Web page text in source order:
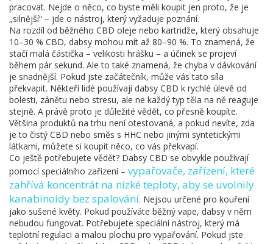
pracovat. Nejde o něco, co byste měli koupit jen proto, že je
„silnější“ – jde o nástroj, který vyžaduje poznání.
Na rozdíl od běžného CBD oleje nebo kartridže, který obsahuje
10–30 % CBD, dabsy mohou mít až 80–90 %. To znamená, že
stačí malá částička – velikosti hrášku – a účinek se projeví
během pár sekund. Ale to také znamená, že chyba v dávkování
je snadnější. Pokud jste začátečník, může vás tato síla
překvapit. Někteří lidé používají dabsy CBD k rychlé úlevě od
bolesti, zánětu nebo stresu, ale ne každý typ těla na ně reaguje
stejně. A právě proto je důležité vědět, co přesně koupíte.
Většina produktů na trhu není otestovaná, a pokud nevíte, zda
je to čistý CBD nebo směs s HHC nebo jinými syntetickými
látkami, můžete si koupit něco, co vás překvapí.
Co ještě potřebujete vědět? Dabsy CBD se obvykle používají
pomocí speciálního zařízení – vypařovače, zařízení, které
zahřívá koncentrát na nízké teploty, aby se uvolnily
kanabinoidy bez spalování. Nejsou určené pro kouření
jako sušené květy. Pokud používáte běžný vape, dabsy v něm
nebudou fungovat. Potřebujete speciální nástroj, který má
teplotní regulaci a malou plochu pro vypařování. Pokud jste